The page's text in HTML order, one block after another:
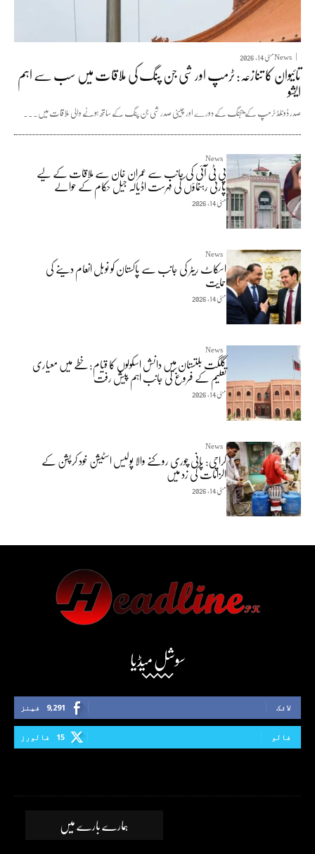
Newsمئی 14, 2026
تائیوان کا تنازعہ: ٹرمپ اور شی جن پنگ کی ملاقات میں سب سے اہم
ایشو
صدر ڈونلڈ ٹرمپ کے بیجنگ کے دورے اور چینی صدر شی جن پنگ کے ساتھ ہونے والی ملاقات میں...
News
پی ٹی آئی کی جانب سے عمران خان سے ملاقات کے لیے
پارٹی رہنماؤں کی فہرست اڈیالہ جیل حکام کے حوالے
مئی 14, 2026
News
اسکاٹ ریٹر کی جانب سے پاکستان کو نوبل انعام دینے کی
حمایت
مئی 14, 2026
News
گلگت بلتستان میں دانش اسکولوں کا قیام: خطے میں معیاری
تعلیم کے فروغ کی جانب اہم پیش رفت
مئی 14, 2026
News
کراچی: پانی چوری روکنے والا پولیس اسٹیشن خود کرپشن کے
الزامات کی زد میں
مئی 14, 2026
سوشل میڈیا
9,291 فینز لائک
15 فالورز فالو
ہمارے بارے میں